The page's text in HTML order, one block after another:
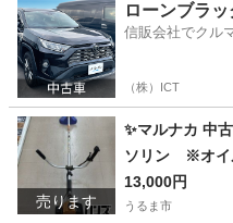
沖縄 うるま市 その他 18V
ローンブラ
信販会社でクル
（株）ICT
売ります
✨マルナカ 中
ソリン ※オイ
13,000円
うるま市